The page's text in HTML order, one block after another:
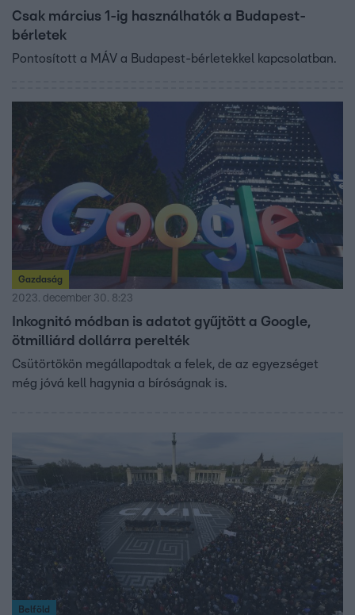
Csak március 1-ig használhatók a Budapest-
bérletek
Pontosított a MÁV a Budapest-bérletekkel kapcsolatban.
Gazdaság
2023. december 30. 8:23
Inkognitó módban is adatot gyűjtött a Google,
ötmilliárd dollárra perelték
Csütörtökön megállapodtak a felek, de az egyezséget
még jóvá kell hagynia a bíróságnak is.
Belföld